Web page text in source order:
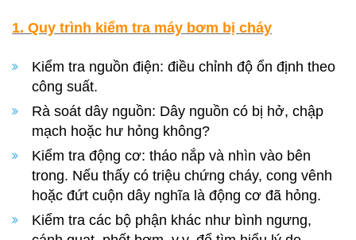
1. Quy trình kiểm tra máy bơm bị cháy
Kiểm tra nguồn điện: điều chỉnh độ ổn định theo
công suất.
Rà soát dây nguồn: Dây nguồn có bị hở, chập
mạch hoặc hư hỏng không?
Kiểm tra động cơ: tháo nắp và nhìn vào bên
trong. Nếu thấy có triệu chứng cháy, cong vênh
hoặc đứt cuộn dây nghĩa là động cơ đã hỏng.
Kiểm tra các bộ phận khác như bình ngưng,